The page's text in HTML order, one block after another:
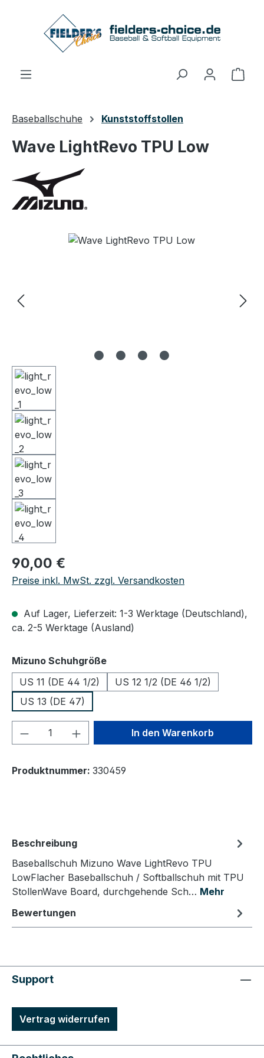
Zum Hauptinhalt springen
Baseballschuhe Kunststoffstollen
Wave LightRevo TPU Low
Bildergalerie überspringen
Regulärer Preis:
90,00 €
Preise inkl. MwSt. zzgl. Versandkosten
Auf Lager, Lieferzeit: 1-3 Werktage (Deutschland),
ca. 2-5 Werktage (Ausland)
Mizuno Schuhgrößeauswählen
US 11 (DE 44 1/2)
US 12 1/2 (DE 46 1/2)
US 13 (DE 47)
Produkt Anzahl: Gib denIn den Warenkorb
Produktnummer: 330459
Beschreibung
Baseballschuh Mizuno Wave LightRevo TPU
LowFlacher Baseballschuh / Softballschuh mit TPU
StollenWave Board, durchgehende Sch… Mehr
Bewertungen
Support
Vertrag widerrufen